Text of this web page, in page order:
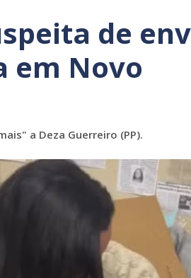
de
em Novo
a Deza Guerreiro (PP).